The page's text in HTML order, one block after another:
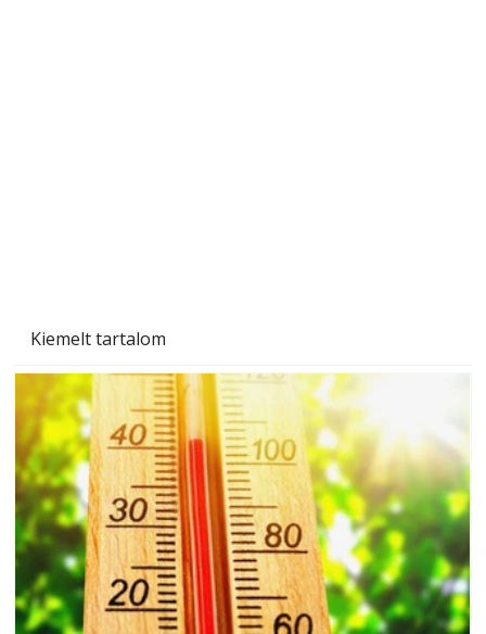
Kiemelt tartalom